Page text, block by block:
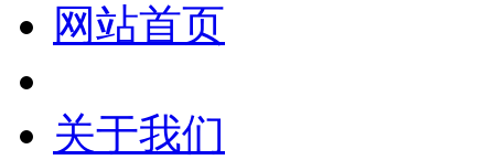
网站首页
关于我们